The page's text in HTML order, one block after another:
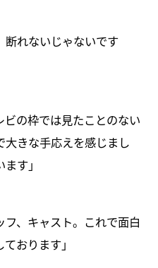
断れないじゃないです
ビの枠では見たことのない
大きな手応えを感じまし
す」
フ、キャスト。これで面白
おります」